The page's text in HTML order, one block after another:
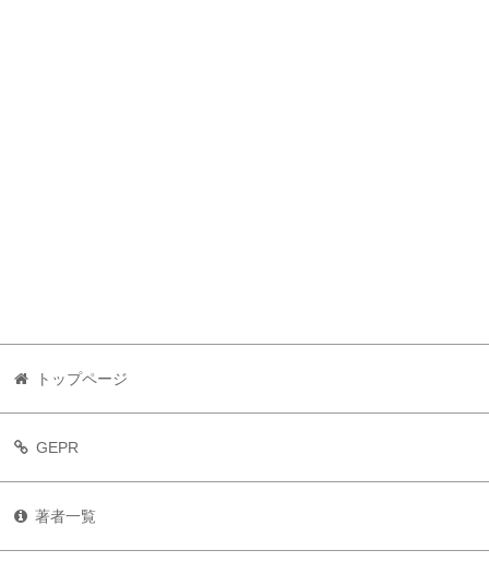
トップページ
GEPR
著者一覧